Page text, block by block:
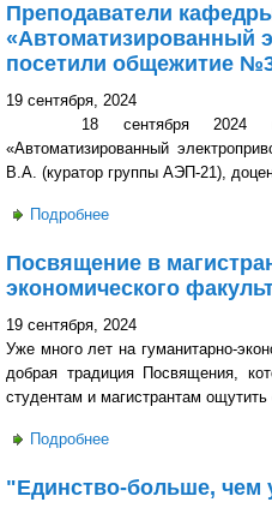
Преподаватели
«Автоматизированный
посетили общежитие
19 сентября, 2024
18 сентября 2024 года
«Автоматизированный
В.А. (куратор группы АЭП-21),
Подробнее
Посвящение в
экономического
19 сентября, 2024
Уже много лет на гуманитарно-
добрая традиция Посвящения,
студентам и магистрантам
Подробнее
"Единство-больше, чем